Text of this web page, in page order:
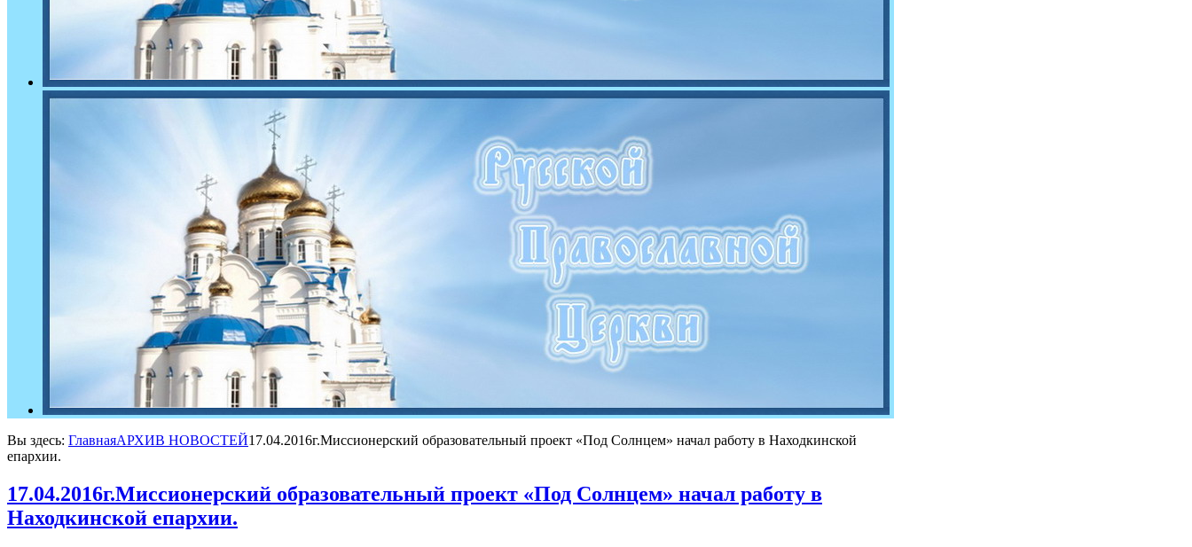
Вы здесь: ГлавнаяАРХИВ НОВОСТЕЙ17.04.2016г.Миссионерский образовательный проект «Под Солнцем» начал работу в Находкинской
епархии.
17.04.2016г.Миссионерский образовательный проект «Под Солнцем» начал работу в
Находкинской епархии.